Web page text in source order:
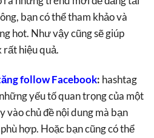
bạn có thể tham khảo và
hot. Như vậy cũng sẽ giúp
rất hiệu quả.
follow Facebook: hashtag
yếu tố quan trọng của một
vào chủ đề nội dung mà bạn
hợp. Hoặc bạn cũng có thể